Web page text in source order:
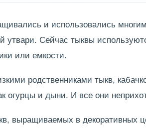
и использовались
утвари. Сейчас тыквы
или емкости.
родственниками тыкв,
огурцы и дыни. И все они
выращиваемых в декоративных